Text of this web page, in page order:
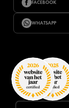
FACEBOOK
WHATSAPP